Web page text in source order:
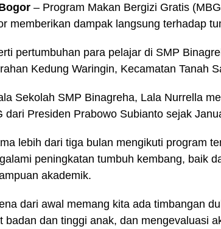
– Program Makan Bergizi Gratis
memberikan dampak langsung terhadap
pertumbuhan para pelajar di SMP
Kedung Waringin, Kecamatan Tanah
Sekolah SMP Binagreha, Lala Nurrella
dari Presiden Prabowo Subianto sejak
lebih dari tiga bulan mengikuti program
peningkatan tumbuh kembang, baik
akademik.
dari awal memang kita ada timbangan
badan dan tinggi anak, dan mengevaluasi